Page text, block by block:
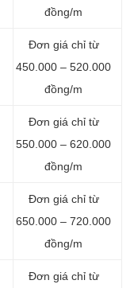
đồng/m
Đơn giá chỉ từ
450.000 – 520.000
đồng/m
Đơn giá chỉ từ
550.000 – 620.000
đồng/m
Đơn giá chỉ từ
650.000 – 720.000
đồng/m
Đơn giá chỉ từ